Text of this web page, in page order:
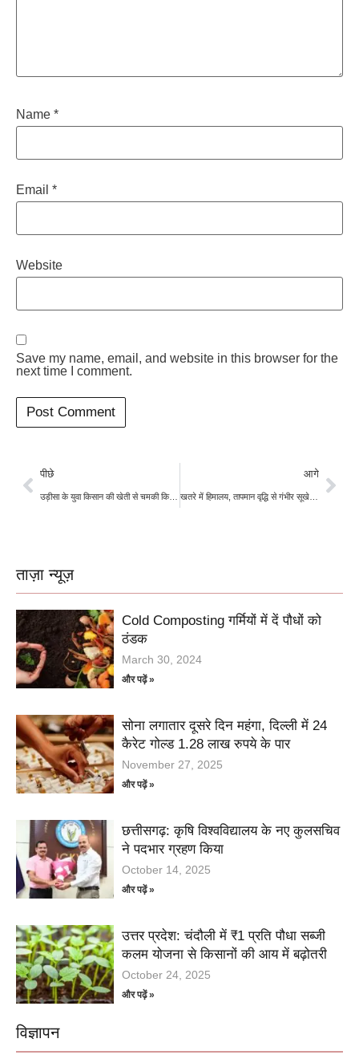
Name *
Email *
Website
Save my name, email, and website in this browser for the
next time I comment.
पीछे
उड़ीसा के युवा किसान की खेती से चमकी किस्मत
आगे
खतरे में हिमालय, तापमान वृद्धि से गंभीर सूखे की आशंका
ताज़ा न्यूज़
Cold Composting गर्मियों में दें पौधों को
ठंडक
March 30, 2024
और पढ़ें »
सोना लगातार दूसरे दिन महंगा, दिल्ली में 24
कैरेट गोल्ड 1.28 लाख रुपये के पार
November 27, 2025
और पढ़ें »
छत्तीसगढ़: कृषि विश्वविद्यालय के नए कुलसचिव
ने पदभार ग्रहण किया
October 14, 2025
और पढ़ें »
उत्तर प्रदेश: चंदौली में ₹1 प्रति पौधा सब्जी
कलम योजना से किसानों की आय में बढ़ोतरी
October 24, 2025
और पढ़ें »
विज्ञापन